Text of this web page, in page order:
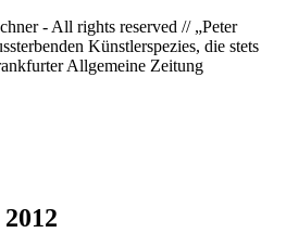
- All rights reserved // „Peter
Künstlerspezies, die stets
Allgemeine Zeitung